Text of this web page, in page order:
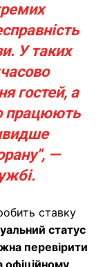
У таких
гостей, а
працюють
—
ставку
статус
перевірити